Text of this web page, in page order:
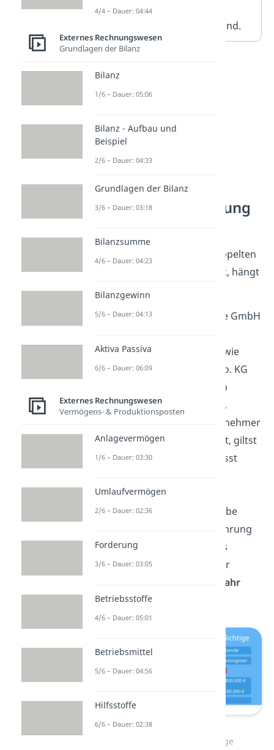
die nicht zur doppelten
Buchführung verpflichtet sind.
Wer muss eine
doppelte Buchführung
Ob ein Unternehmen zur doppelten
Buchführung verpflichtet bist, hängt
von diesen drei Kriterien ab:
Kapitalgesellschaften
wie GmbH
Personengesellschaften
wie
OHG, KG oder GmbH & Co. KG
sind immer zur doppelten
Buchführung verpflichtet.
Sobald du als Einzelunternehmer
imHandelsregister
stehst, giltst
du als Kaufmann und musst
Einzelunternehmen und
landwirtschaftliche Betriebe
müssen doppelte Buchführung
führen, wenn sie mehr als
800.000 Euro Umsatz
oder
pro Jahr
erzielen (seit 2024).
Buchführungspflichtige
4/4 – Dauer: 04:44
Externes Rechnungswesen
Grundlagen der Bilanz
Bilanz
1/6 – Dauer: 05:06
Bilanz - Aufbau und
Beispiel
2/6 – Dauer: 04:33
Grundlagen der Bilanz
3/6 – Dauer: 03:18
Bilanzsumme
4/6 – Dauer: 04:23
Bilanzgewinn
5/6 – Dauer: 04:13
Aktiva Passiva
6/6 – Dauer: 06:09
Externes Rechnungswesen
Vermögens- & Produktionsposten
Anlagevermögen
1/6 – Dauer: 03:30
Umlaufvermögen
2/6 – Dauer: 02:36
Forderung
3/6 – Dauer: 03:05
Betriebsstoffe
4/6 – Dauer: 05:01
Betriebsmittel
5/6 – Dauer: 04:56
Hilfsstoffe
6/6 – Dauer: 02:38